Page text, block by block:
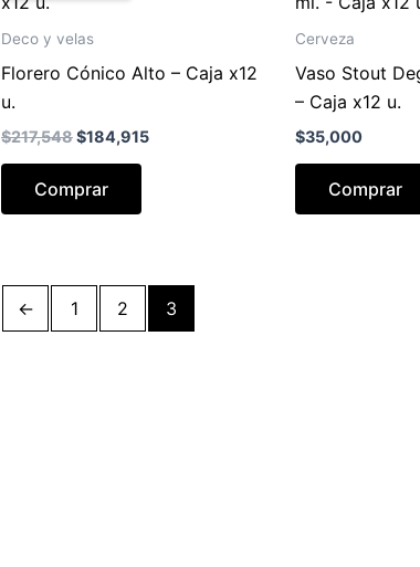
Deco y velas
Florero Cónico Alto – Caja x12
u.
$217,548El
era:
$217,548.
$184,915El
Comprar
Cerveza
Vaso Stout
– Caja x12 u.
$35,000
Comprar
← 1 2 3